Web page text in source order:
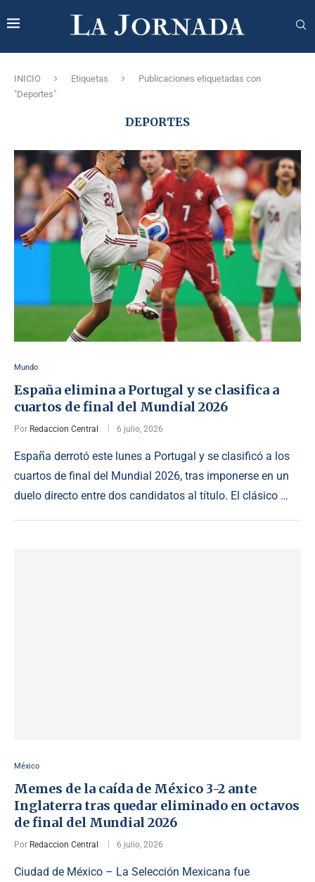
INICIO Etiquetas
Publicaciones etiquetadas con
"Deportes"
DEPORTES
Mundo
España elimina a Portugal y se clasifica a
cuartos de final del Mundial 2026
Por Redaccion Central 6 julio, 2026
España derrotó este lunes a Portugal y se clasificó a los
cuartos de final del Mundial 2026, tras imponerse en un
duelo directo entre dos candidatos al título. El clásico …
México
Memes de la caída de México 3-2 ante
Inglaterra tras quedar eliminado en octavos
de final del Mundial 2026
Por Redaccion Central 6 julio, 2026
Ciudad de México – La Selección Mexicana fue